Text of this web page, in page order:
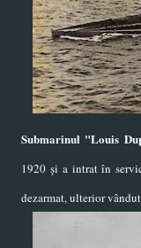
Submarinul "Louis
1920 și a intrat în
dezarmat, ulterior